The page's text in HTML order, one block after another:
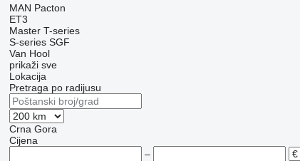
MAN Pacton
ET3
Master T-series
S-series SGF
Van Hool
prikaži sve
Lokacija
Pretraga po radijusu
Crna Gora
Cijena
–